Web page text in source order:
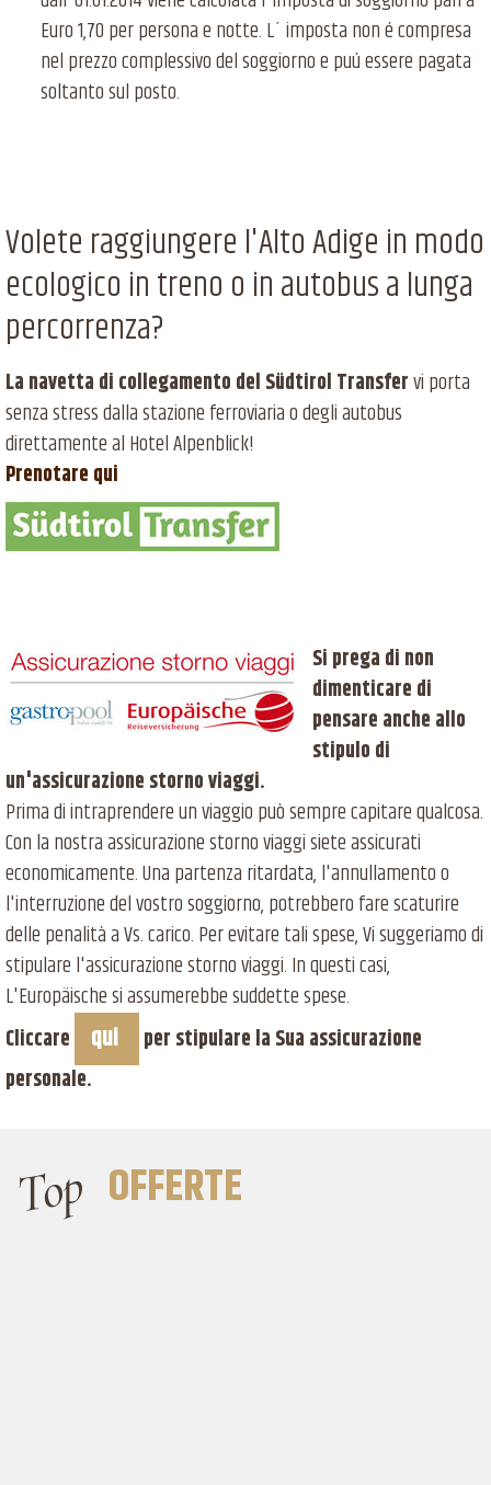
Euro 1,70 per persona e notte. L´ imposta non é compresa
nel prezzo complessivo del soggiorno e puú essere pagata
soltanto sul posto.
Volete raggiungere l'Alto Adige in modo
ecologico in treno o in autobus a lunga
percorrenza?
La navetta di collegamento del Südtirol Transfervi porta
senza stress dalla stazione ferroviaria o degli autobus
direttamente al Hotel Alpenblick!
Prenotare qui
Si prega di non
dimenticare di
pensare anche allo
stipulo di
un'assicurazione storno viaggi.
Prima di intraprendere un viaggio può sempre capitare qualcosa.
Con la nostra assicurazione storno viaggi siete assicurati
economicamente. Una partenza ritardata, l'annullamento o
l'interruzione del vostro soggiorno, potrebbero fare scaturire
delle penalità a Vs. carico. Per evitare tali spese, Vi suggeriamo di
stipulare l'assicurazione storno viaggi. In questi casi,
L'Europäische si assumerebbe suddette spese.
Cliccare
qui
per stipulare la Sua assicurazione
personale.
Top OFFERTE